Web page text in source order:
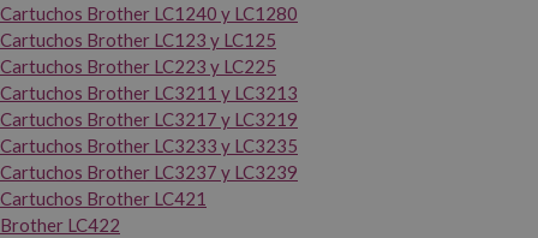
Cartuchos Brother LC1240 y LC1280
Cartuchos Brother LC123 y LC125
Cartuchos Brother LC223 y LC225
Cartuchos Brother LC3211 y LC3213
Cartuchos Brother LC3217 y LC3219
Cartuchos Brother LC3233 y LC3235
Cartuchos Brother LC3237 y LC3239
Cartuchos Brother LC421
Brother LC422